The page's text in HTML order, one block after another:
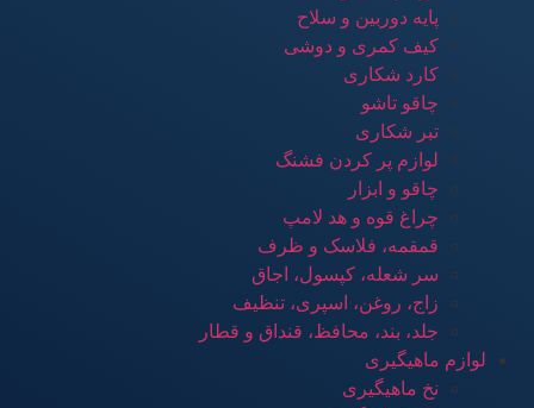
پایه دوربین و سلاح
کیف کمری و دوشی
کارد شکاری
چاقو تاشو
تبر شکاری
لوازم پر کردن فشنگ
چاقو و ابزار
چراغ قوه و هد لامپ
قمقمه، فلاسک و ظرف
سر شعله، کپسول، اجاق
زاج، روغن، اسپری، تنظیف
جلد، بند، محافظ، قنداق و قطار
لوازم ماهیگیری
نخ ماهیگیری